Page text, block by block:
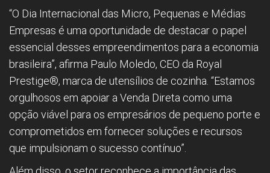
“O Dia Internacional das Micro, Pequenas e Médias
Empresas é uma oportunidade de destacar o papel
essencial desses empreendimentos para a economia
brasileira”, afirma Paulo Moledo, CEO da Royal
Prestige®, marca de utensílios de cozinha. “Estamos
orgulhosos em apoiar a Venda Direta como uma
opção viável para os empresários de pequeno porte e
comprometidos em fornecer soluções e recursos
que impulsionam o sucesso contínuo”.